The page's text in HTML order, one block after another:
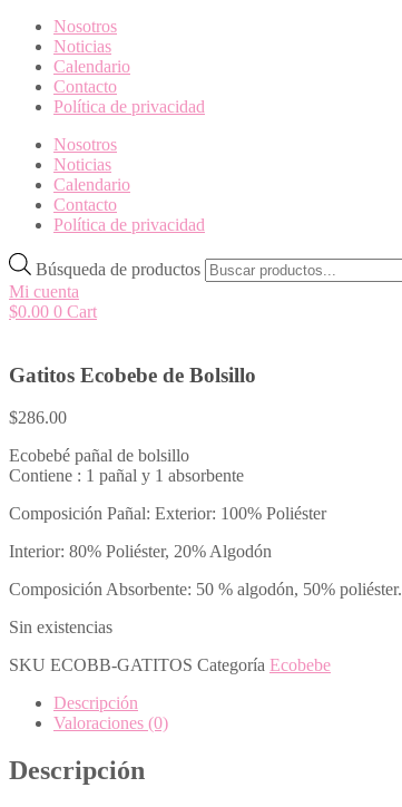
Nosotros
Noticias
Calendario
Contacto
Política de privacidad
Nosotros
Noticias
Calendario
Contacto
Política de privacidad
Búsqueda de productos
Mi cuenta
$0.00 0 Cart
Gatitos Ecobebe de Bolsillo
$286.00
Ecobebé pañal de bolsillo
Contiene : 1 pañal y 1 absorbente
Composición Pañal: Exterior: 100% Poliéster
Interior: 80% Poliéster, 20% Algodón
Composición Absorbente: 50 % algodón, 50% poliéster.
Sin existencias
SKU ECOBB-GATITOS Categoría Ecobebe
Descripción
Valoraciones (0)
Descripción